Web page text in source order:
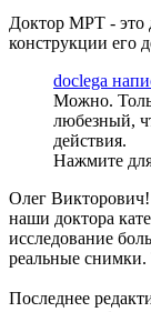
Доктор МРТ - это
конструкции его
doclega
Можно.
любезный,
действия.
Нажмите
Олег
наши доктора
исследование
реальные
Последнее